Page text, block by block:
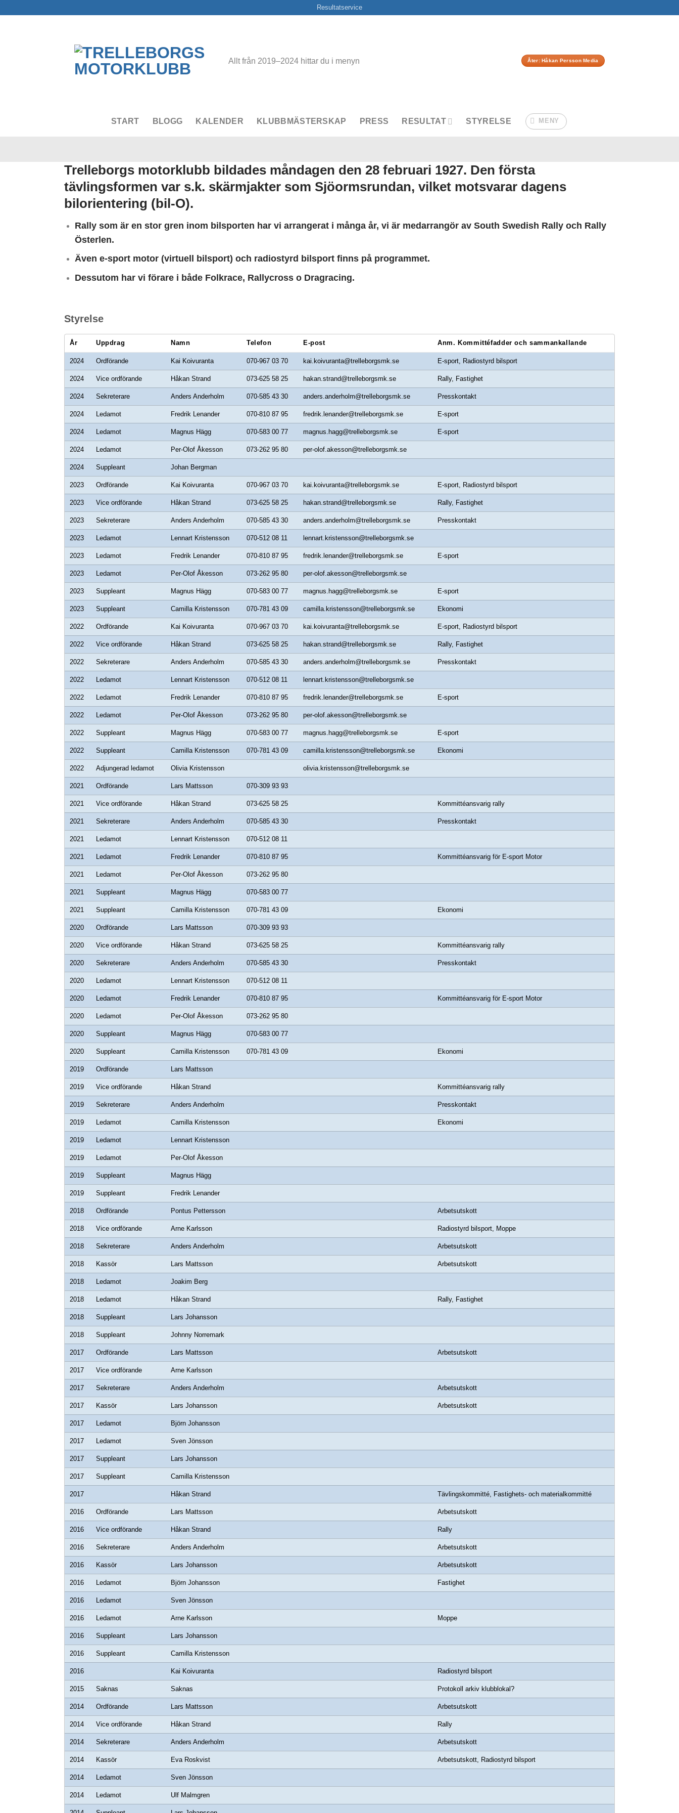
Resultatservice
Allt från 2019–2024 hittar du i menyn Åter: Håkan Persson Media
START BLOGG KALENDER KLUBBMÄSTERSKAP PRESS RESULTAT STYRELSE MENY
Trelleborgs motorklubb bildades måndagen den 28 februari 1927. Den första
tävlingsformen var s.k. skärmjakter som Sjöormsrundan, vilket motsvarar dagens
bilorientering (bil-O).
Rally som är en stor gren inom bilsporten har vi arrangerat i många år, vi är medarrangör av South Swedish Rally och Rally
Österlen.
Även e-sport motor (virtuell bilsport) och radiostyrd bilsport finns på programmet.
Dessutom har vi förare i både Folkrace, Rallycross o Dragracing.
Styrelse
År Uppdrag Namn Telefon E-post Anm. Kommittéfadder och sammankallande
2024 Ordförande Kai Koivuranta 070-967 03 70 kai.koivuranta@trelleborgsmk.se E-sport, Radiostyrd bilsport
2024 Vice ordförande Håkan Strand 073-625 58 25 hakan.strand@trelleborgsmk.se Rally, Fastighet
2024 Sekreterare Anders Anderholm 070-585 43 30 anders.anderholm@trelleborgsmk.se Presskontakt
2024 Ledamot Fredrik Lenander 070-810 87 95 fredrik.lenander@trelleborgsmk.se E-sport
2024 Ledamot Magnus Hägg 070-583 00 77 magnus.hagg@trelleborgsmk.se E-sport
2024 Ledamot Per-Olof Åkesson 073-262 95 80 per-olof.akesson@trelleborgsmk.se
2024 Suppleant Johan Bergman
2023 Ordförande Kai Koivuranta 070-967 03 70 kai.koivuranta@trelleborgsmk.se E-sport, Radiostyrd bilsport
2023 Vice ordförande Håkan Strand 073-625 58 25 hakan.strand@trelleborgsmk.se Rally, Fastighet
2023 Sekreterare Anders Anderholm 070-585 43 30 anders.anderholm@trelleborgsmk.se Presskontakt
2023 Ledamot Lennart Kristensson 070-512 08 11 lennart.kristensson@trelleborgsmk.se
2023 Ledamot Fredrik Lenander 070-810 87 95 fredrik.lenander@trelleborgsmk.se E-sport
2023 Ledamot Per-Olof Åkesson 073-262 95 80 per-olof.akesson@trelleborgsmk.se
2023 Suppleant Magnus Hägg 070-583 00 77 magnus.hagg@trelleborgsmk.se E-sport
2023 Suppleant Camilla Kristensson 070-781 43 09 camilla.kristensson@trelleborgsmk.se Ekonomi
2022 Ordförande Kai Koivuranta 070-967 03 70 kai.koivuranta@trelleborgsmk.se E-sport, Radiostyrd bilsport
2022 Vice ordförande Håkan Strand 073-625 58 25 hakan.strand@trelleborgsmk.se Rally, Fastighet
2022 Sekreterare Anders Anderholm 070-585 43 30 anders.anderholm@trelleborgsmk.se Presskontakt
2022 Ledamot Lennart Kristensson 070-512 08 11 lennart.kristensson@trelleborgsmk.se
2022 Ledamot Fredrik Lenander 070-810 87 95 fredrik.lenander@trelleborgsmk.se E-sport
2022 Ledamot Per-Olof Åkesson 073-262 95 80 per-olof.akesson@trelleborgsmk.se
2022 Suppleant Magnus Hägg 070-583 00 77 magnus.hagg@trelleborgsmk.se E-sport
2022 Suppleant Camilla Kristensson 070-781 43 09 camilla.kristensson@trelleborgsmk.se Ekonomi
2022 Adjungerad ledamot Olivia Kristensson olivia.kristensson@trelleborgsmk.se
2021 Ordförande Lars Mattsson 070-309 93 93
2021 Vice ordförande Håkan Strand 073-625 58 25 Kommittéansvarig rally
2021 Sekreterare Anders Anderholm 070-585 43 30 Presskontakt
2021 Ledamot Lennart Kristensson 070-512 08 11
2021 Ledamot Fredrik Lenander 070-810 87 95 Kommittéansvarig för E-sport Motor
2021 Ledamot Per-Olof Åkesson 073-262 95 80
2021 Suppleant Magnus Hägg 070-583 00 77
2021 Suppleant Camilla Kristensson 070-781 43 09 Ekonomi
2020 Ordförande Lars Mattsson 070-309 93 93
2020 Vice ordförande Håkan Strand 073-625 58 25 Kommittéansvarig rally
2020 Sekreterare Anders Anderholm 070-585 43 30 Presskontakt
2020 Ledamot Lennart Kristensson 070-512 08 11
2020 Ledamot Fredrik Lenander 070-810 87 95 Kommittéansvarig för E-sport Motor
2020 Ledamot Per-Olof Åkesson 073-262 95 80
2020 Suppleant Magnus Hägg 070-583 00 77
2020 Suppleant Camilla Kristensson 070-781 43 09 Ekonomi
2019 Ordförande Lars Mattsson
2019 Vice ordförande Håkan Strand Kommittéansvarig rally
2019 Sekreterare Anders Anderholm Presskontakt
2019 Ledamot Camilla Kristensson Ekonomi
2019 Ledamot Lennart Kristensson
2019 Ledamot Per-Olof Åkesson
2019 Suppleant Magnus Hägg
2019 Suppleant Fredrik Lenander
2018 Ordförande Pontus Pettersson Arbetsutskott
2018 Vice ordförande Arne Karlsson Radiostyrd bilsport, Moppe
2018 Sekreterare Anders Anderholm Arbetsutskott
2018 Kassör Lars Mattsson Arbetsutskott
2018 Ledamot Joakim Berg
2018 Ledamot Håkan Strand Rally, Fastighet
2018 Suppleant Lars Johansson
2018 Suppleant Johnny Norremark
2017 Ordförande Lars Mattsson Arbetsutskott
2017 Vice ordförande Arne Karlsson
2017 Sekreterare Anders Anderholm Arbetsutskott
2017 Kassör Lars Johansson Arbetsutskott
2017 Ledamot Björn Johansson
2017 Ledamot Sven Jönsson
2017 Suppleant Lars Johansson
2017 Suppleant Camilla Kristensson
2017 Håkan Strand Tävlingskommitté, Fastighets- och materialkommitté
2016 Ordförande Lars Mattsson Arbetsutskott
2016 Vice ordförande Håkan Strand Rally
2016 Sekreterare Anders Anderholm Arbetsutskott
2016 Kassör Lars Johansson Arbetsutskott
2016 Ledamot Björn Johansson Fastighet
2016 Ledamot Sven Jönsson
2016 Ledamot Arne Karlsson Moppe
2016 Suppleant Lars Johansson
2016 Suppleant Camilla Kristensson
2016 Kai Koivuranta Radiostyrd bilsport
2015 Saknas Saknas Protokoll arkiv klubblokal?
2014 Ordförande Lars Mattsson Arbetsutskott
2014 Vice ordförande Håkan Strand Rally
2014 Sekreterare Anders Anderholm Arbetsutskott
2014 Kassör Eva Roskvist Arbetsutskott, Radiostyrd bilsport
2014 Ledamot Sven Jönsson
2014 Ledamot Ulf Malmgren